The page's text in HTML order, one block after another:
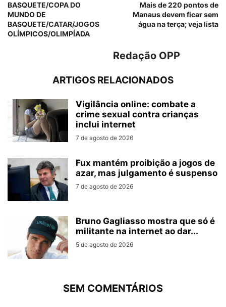
BASQUETE/COPA DO
MUNDO DE
BASQUETE/CATAR/JOGOS
OLÍMPICOS/OLIMPÍADA
Mais de 220 pontos de
Manaus devem ficar sem
água na terça; veja lista
Redação OPP
ARTIGOS RELACIONADOS
Vigilância online: combate a
crime sexual contra crianças
inclui internet
7 de agosto de 2026
Fux mantém proibição a jogos de
azar, mas julgamento é suspenso
7 de agosto de 2026
Bruno Gagliasso mostra que só é
militante na internet ao dar...
5 de agosto de 2026
SEM COMENTÁRIOS